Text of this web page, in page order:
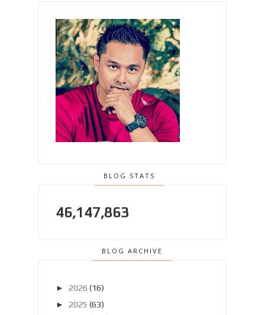
BLOG STATS
46,147,863
BLOG ARCHIVE
► 2026 (16)
► 2025 (63)